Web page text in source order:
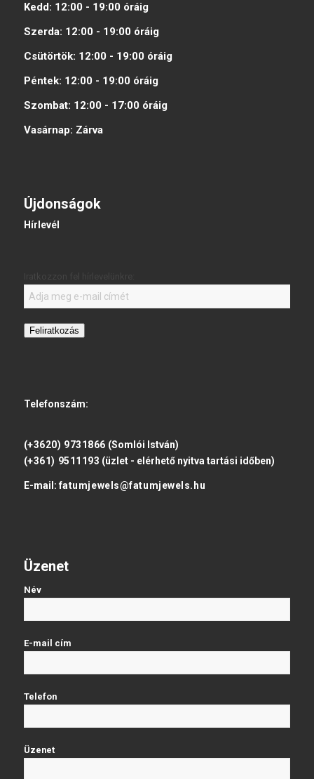
Kedd: 12:00 - 19:00 óráig
Szerda: 12:00 - 19:00 óráig
Csütörtök: 12:00 - 19:00 óráig
Péntek: 12:00 - 19:00 óráig
Szombat: 12:00 - 17:00 óráig
Vasárnap: Zárva
Újdonságok
Hírlevél
Feliratkozás
Telefonszám:
(+3620) 9731866 (Somlói István)
(+361) 9511193 (üzlet - elérhető nyitva tartási időben)
E-mail: fatumjewels@fatumjewels.hu
Üzenet
Név
E-mail cím
Telefon
Üzenet